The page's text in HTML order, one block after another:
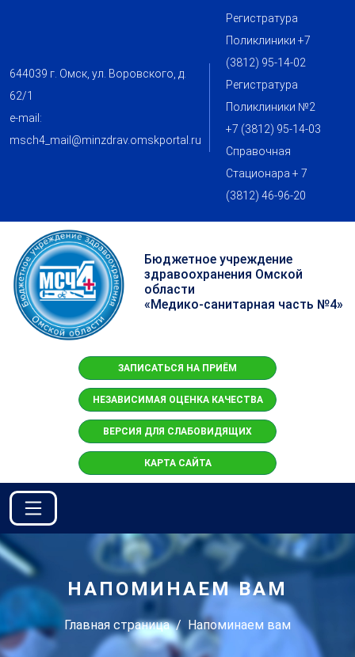
644039 г. Омск, ул. Воровского, д.
62/1
e-mail:
msch4_mail@minzdrav.omskportal.ru
Регистратура
Поликлиники +7
(3812) 95-14-02
Регистратура
Поликлиники №2
+7 (3812) 95-14-03
Справочная
Стационара + 7
(3812) 46-96-20
Бюджетное учреждение
здравоохранения Омской
области
«Медико-санитарная часть №4»
ЗАПИСАТЬСЯ НА ПРИЁМ
НЕЗАВИСИМАЯ ОЦЕНКА КАЧЕСТВА
ВЕРСИЯ ДЛЯ СЛАБОВИДЯЩИХ
КАРТА САЙТА
НАПОМИНАЕМ ВАМ
Главная страница Напоминаем вам